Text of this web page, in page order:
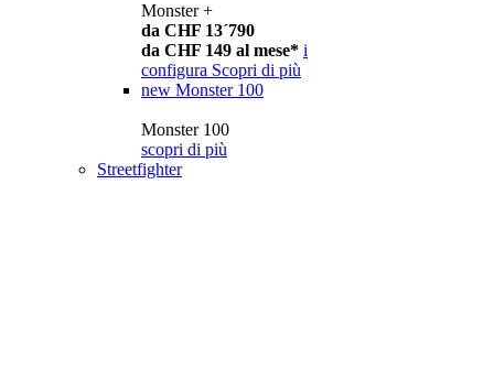
Monster +
da CHF 13´790
da CHF 149 al mese* i
configura Scopri di più
new Monster 100
Monster 100
scopri di più
Streetfighter